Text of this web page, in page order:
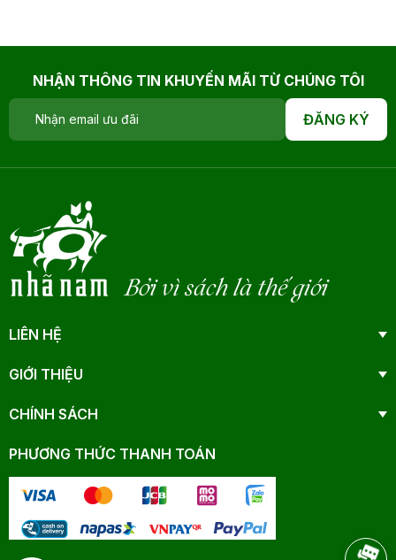
NHẬN THÔNG TIN KHUYẾN MÃI TỪ CHÚNG TÔI
ĐĂNG KÝ
Bởi vì sách là thế giới
LIÊN HỆ
GIỚI THIỆU
CHÍNH SÁCH
PHƯƠNG THỨC THANH TOÁN